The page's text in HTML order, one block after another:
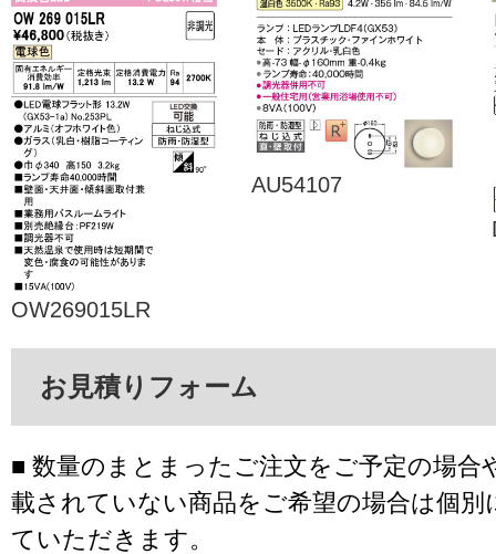
OW269015LR
AU54107
お見積りフォーム
■ 数量のまとまったご注文をご予定の場合
載されていない商品をご希望の場合は個別
ていただきます。